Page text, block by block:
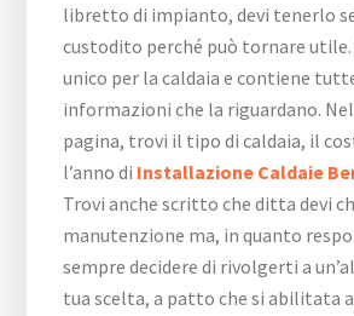
libretto di impianto, devi tenerlo
custodito perché può tornare
unico per la caldaia e contiene
informazioni che la riguardano.
pagina, trovi il tipo di caldaia, il
l’anno di Installazione Caldaie
Trovi anche scritto che ditta devi
manutenzione ma, in quanto
sempre decidere di rivolgerti a
tua scelta, a patto che si abilitata